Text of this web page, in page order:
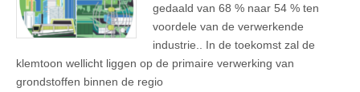
gedaald van 68 % naar 54 % ten
voordele van de verwerkende
industrie.. In de toekomst zal de
klemtoon wellicht liggen op de primaire verwerking van
grondstoffen binnen de regio